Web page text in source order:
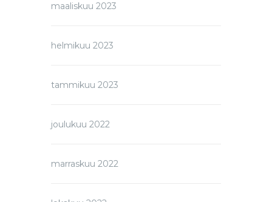
maaliskuu 2023
helmikuu 2023
tammikuu 2023
joulukuu 2022
marraskuu 2022